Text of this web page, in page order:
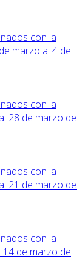
con la
marzo al 4 de
con la
28 de marzo de
con la
21 de marzo de
con la
de marzo de